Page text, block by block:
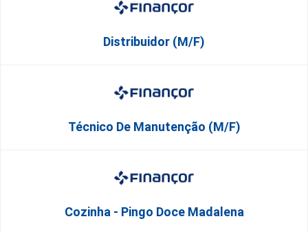
Distribuidor (M/F)
Técnico De Manutenção (M/F)
Cozinha - Pingo Doce Madalena